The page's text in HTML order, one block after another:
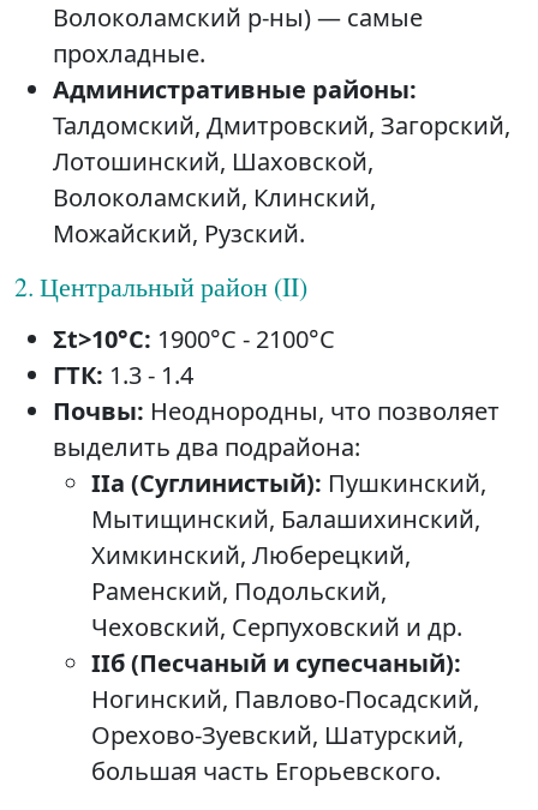
Волоколамский р-ны) — самые
прохладные.
Административные районы:
Талдомский, Дмитровский, Загорский,
Лотошинский, Шаховской,
Волоколамский, Клинский,
Можайский, Рузский.
2. Центральный район (II)
Σt>10°C: 1900°C - 2100°C
ГТК: 1.3 - 1.4
Почвы: Неоднородны, что позволяет
выделить два подрайона:
IIа (Суглинистый): Пушкинский,
Мытищинский, Балашихинский,
Химкинский, Люберецкий,
Раменский, Подольский,
Чеховский, Серпуховский и др.
IIб (Песчаный и супесчаный):
Ногинский, Павлово-Посадский,
Орехово-Зуевский, Шатурский,
большая часть Егорьевского.